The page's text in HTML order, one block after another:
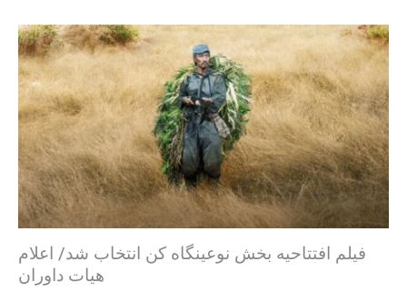
فیلم افتتاحیه بخش نوعینگاه کن انتخاب شد/ اعلام
هیات داوران